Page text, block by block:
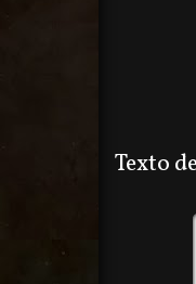
Texto